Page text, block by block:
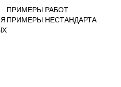
ПРИМЕРЫ РАБОТ
ПРИМЕРЫ НЕСТАНДАРТА